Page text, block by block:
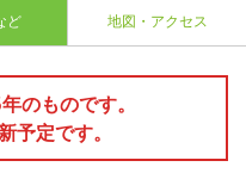
ど 地図・アクセス
のものです。
予定です。